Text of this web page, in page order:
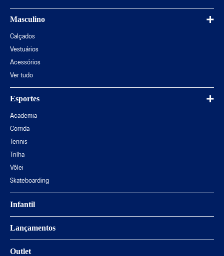
Masculino
Calçados
Vestuários
Acessórios
Ver tudo
Esportes
Academia
Corrida
Tennis
Trilha
Vôlei
Skateboarding
Infantil
Lançamentos
Outlet